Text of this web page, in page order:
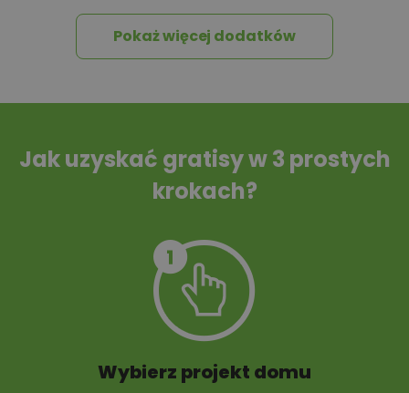
Tablica informacyjna
Przydomowa
10 projektów małej
Pokaż więcej dodatków
Jak uzyskać gratisy w 3 prostych
krokach?
Wybierz projekt domu